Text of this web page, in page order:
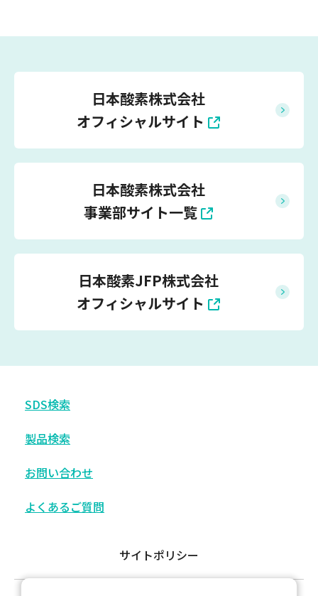
日本酸素株式会社
オフィシャルサイト
日本酸素株式会社
事業部サイト一覧
日本酸素JFP株式会社
オフィシャルサイト
サイトポリシー
SDS検索
製品検索
お問い合わせ
よくあるご質問